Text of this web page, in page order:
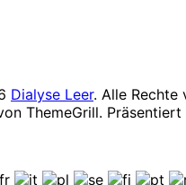
Dialyse Leer. Alle Rechte
ThemeGrill. Präsentiert